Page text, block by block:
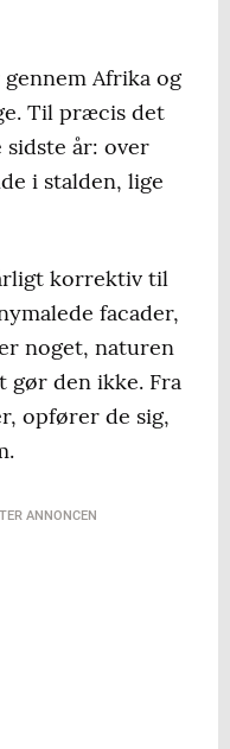
Afrika og
Til præcis det
sidste år: over
i stalden, lige
korrektiv til
facader,
noget, naturen
gør den ikke. Fra
opfører de sig,
ANNONCEN